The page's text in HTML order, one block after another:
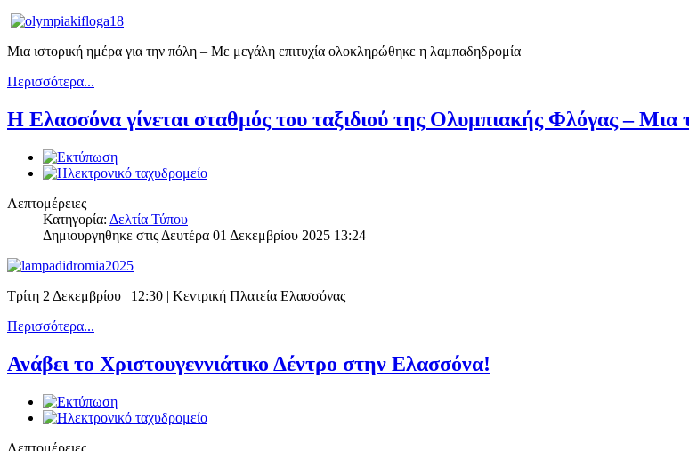
Μια ιστορική ημέρα για την πόλη – Με μεγάλη επιτυχία ολοκληρώθηκε η λαμπαδηδρομία
Περισσότερα...
Η Ελασσόνα γίνεται σταθμός του ταξιδιού της Ολυμπιακής Φλόγας – Μια
Λεπτομέρειες
Κατηγορία: Δελτία Τύπου
Δημιουργηθηκε στις Δευτέρα 01 Δεκεμβρίου 2025 13:24
Τρίτη 2 Δεκεμβρίου | 12:30 | Κεντρική Πλατεία Ελασσόνας
Περισσότερα...
Ανάβει το Χριστουγεννιάτικο Δέντρο στην Ελασσόνα!
Λεπτομέρειες